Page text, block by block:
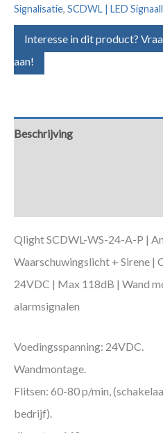
Signalisatie, SCDWL | LED
Interesse in dit product?
aan!
Beschrijving
Qlight SCDWL-WS-24-A-P |
Waarschuwingslicht + Sirene |
24VDC | Max 118dB | Wand
alarmsignalen
Voedingsspanning: 24VDC.
Wandmontage.
Flitsen: 60-80 p/min,
bedrijf).